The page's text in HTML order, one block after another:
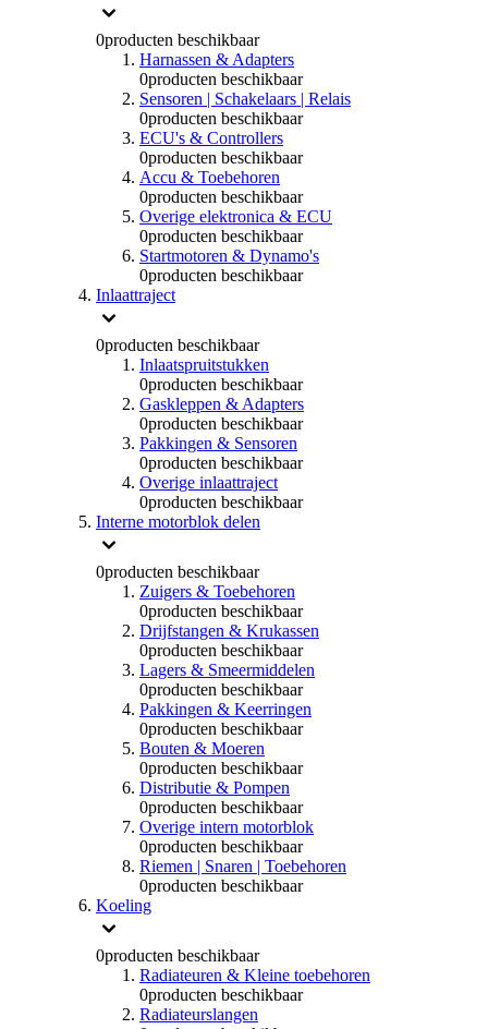
0producten beschikbaar
Harnassen & Adapters
0producten beschikbaar
Sensoren | Schakelaars | Relais
0producten beschikbaar
ECU's & Controllers
0producten beschikbaar
Accu & Toebehoren
0producten beschikbaar
Overige elektronica & ECU
0producten beschikbaar
Startmotoren & Dynamo's
0producten beschikbaar
Inlaattraject
0producten beschikbaar
Inlaatspruitstukken
0producten beschikbaar
Gaskleppen & Adapters
0producten beschikbaar
Pakkingen & Sensoren
0producten beschikbaar
Overige inlaattraject
0producten beschikbaar
Interne motorblok delen
0producten beschikbaar
Zuigers & Toebehoren
0producten beschikbaar
Drijfstangen & Krukassen
0producten beschikbaar
Lagers & Smeermiddelen
0producten beschikbaar
Pakkingen & Keerringen
0producten beschikbaar
Bouten & Moeren
0producten beschikbaar
Distributie & Pompen
0producten beschikbaar
Overige intern motorblok
0producten beschikbaar
Riemen | Snaren | Toebehoren
0producten beschikbaar
Koeling
0producten beschikbaar
Radiateuren & Kleine toebehoren
0producten beschikbaar
Radiateurslangen